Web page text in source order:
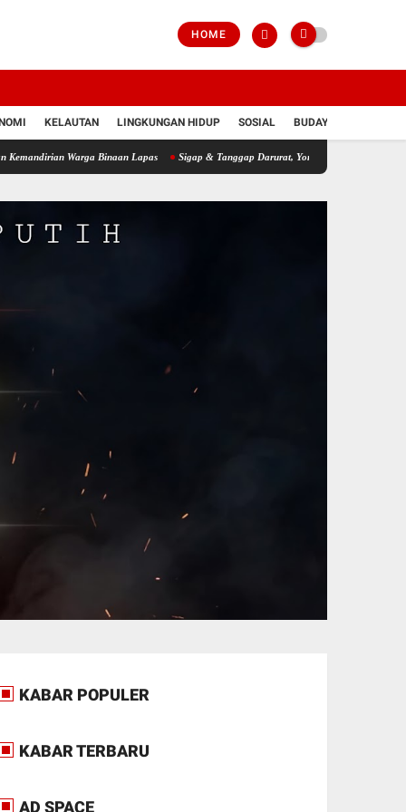
HOME
KELAUTAN LINGKUNGAN HIDUP SOSIAL BUDAYA
Warga Binaan Lapas Sigap & Tanggap Darurat, Yonif 751/VJS Bantu
KABAR POPULER
KABAR TERBARU
AD SPACE